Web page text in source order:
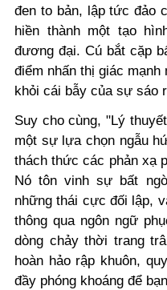
đen to bản, lập tức đảo
hiền thành một tạo
đương đại. Cú bắt cặp
điểm nhấn thị giác
khỏi cái bẫy của sự sáo
Suy cho cùng, "Lý
một sự lựa chọn ngẫu
thách thức các phản xạ
Nó tôn vinh sự bất
những thái cực đối lập,
thông qua ngôn ngữ
dòng chảy thời trang
hoàn hảo rập khuôn,
đầy phóng khoáng để